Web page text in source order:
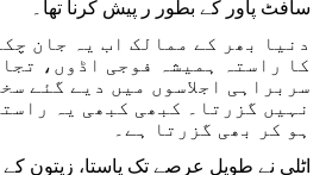
سافٹ پاور کے بطور ر پیش کرنا تھا۔
دنیا بھر کے ممالک اب یہ جان
کا راستہ ہمیشہ فوجی اڈوں،
سربراہی اجلاسوں میں دیے گئے
نہیں گزرتا۔ کبھی کبھی یہ
ہو کر بھی گزرتا ہے۔
اٹلی نے طویل عرصے تک پاستا، زیتون